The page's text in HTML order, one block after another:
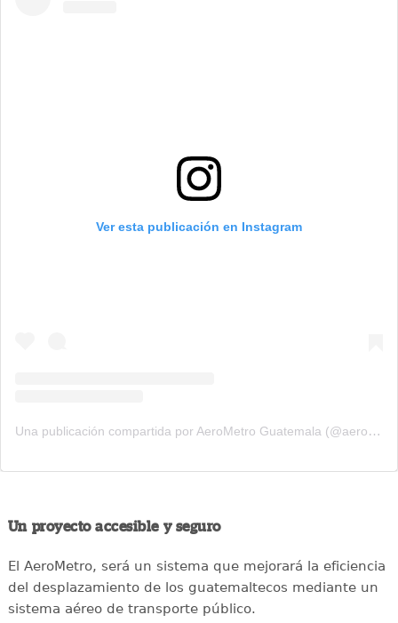
Ver esta publicación en Instagram
Una publicación compartida por AeroMetro Guatemala (@aerometrogt)
Un proyecto accesible y seguro
El AeroMetro, será un sistema que mejorará la eficiencia
del desplazamiento de los guatemaltecos mediante un
sistema aéreo de transporte público.